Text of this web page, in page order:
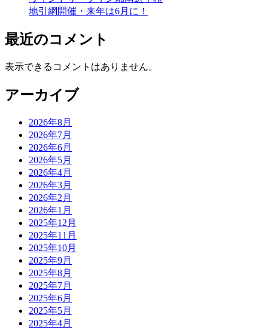
地引網開催・来年は6月に！
最近のコメント
表示できるコメントはありません。
アーカイブ
2026年8月
2026年7月
2026年6月
2026年5月
2026年4月
2026年3月
2026年2月
2026年1月
2025年12月
2025年11月
2025年10月
2025年9月
2025年8月
2025年7月
2025年6月
2025年5月
2025年4月